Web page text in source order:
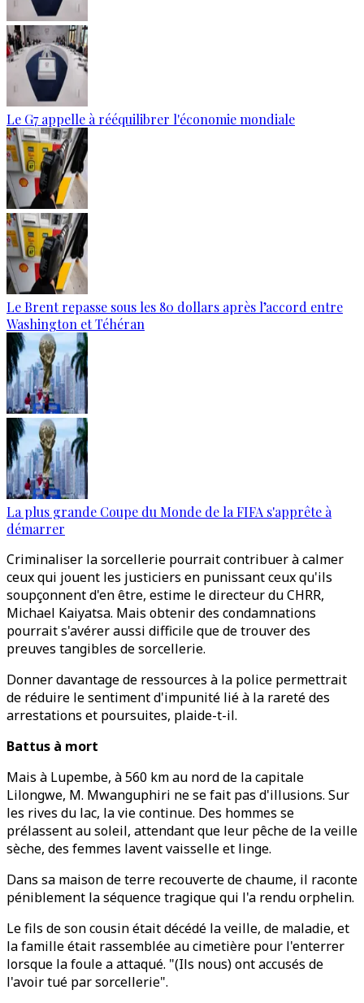
Le G7 appelle à rééquilibrer l'économie mondiale
Le Brent repasse sous les 80 dollars après l’accord entre
Washington et Téhéran
La plus grande Coupe du Monde de la FIFA s'apprête à
démarrer
Criminaliser la sorcellerie pourrait contribuer à calmer
ceux qui jouent les justiciers en punissant ceux qu'ils
soupçonnent d'en être, estime le directeur du CHRR,
Michael Kaiyatsa. Mais obtenir des condamnations
pourrait s'avérer aussi difficile que de trouver des
preuves tangibles de sorcellerie.
Donner davantage de ressources à la police permettrait
de réduire le sentiment d'impunité lié à la rareté des
arrestations et poursuites, plaide-t-il.
Battus à mort
Mais à Lupembe, à 560 km au nord de la capitale
Lilongwe, M. Mwanguphiri ne se fait pas d'illusions. Sur
les rives du lac, la vie continue. Des hommes se
prélassent au soleil, attendant que leur pêche de la veille
sèche, des femmes lavent vaisselle et linge.
Dans sa maison de terre recouverte de chaume, il raconte
péniblement la séquence tragique qui l'a rendu orphelin.
Le fils de son cousin était décédé la veille, de maladie, et
la famille était rassemblée au cimetière pour l'enterrer
lorsque la foule a attaqué. "(Ils nous) ont accusés de
l'avoir tué par sorcellerie".